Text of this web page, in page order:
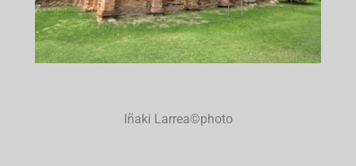
Iñaki Larrea©photo